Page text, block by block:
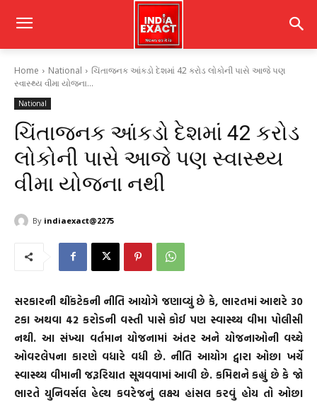
Home National
ચિંતાજનક આંકડો દેશમાં 42 કરોડ લોકોની પાસે આજે પણ
સ્વાસ્થ્ય વીમા યોજના...
National
ચિંતાજનક આંકડો દેશમાં 42 કરોડ
લોકોની પાસે આજે પણ સ્વાસ્થ્ય
વીમા યોજના નથી
By indiaexact@2275
સરકારની થીંકટેકની નીતિ આયોગે જણાવ્યું છે કે, ભારતમાં આશરે 30
ટકા અથવા 42 કરોડની વસ્તી પાસે કોઈ પણ સ્વાસ્થ્ય વીમા પોલીસી
નથી. આ સંખ્યા વર્તમાન યોજનામાં અંતર અને યોજનાઓની વચ્ચે
ઓવરલેપના કારણે વધારે વધી છે. નીતિ આયોગ દ્વારા ઓછા ખર્ચે
સ્વાસ્થ્ય વીમાની જરૂરિયાત સૂચવવામાં આવી છે. કમિશને કહ્યું છે કે જો
ભારતે યુનિવર્સલ હેલ્થ કવરેજનું લક્ષ્ય હાંસલ કરવું હોય તો ઓછા